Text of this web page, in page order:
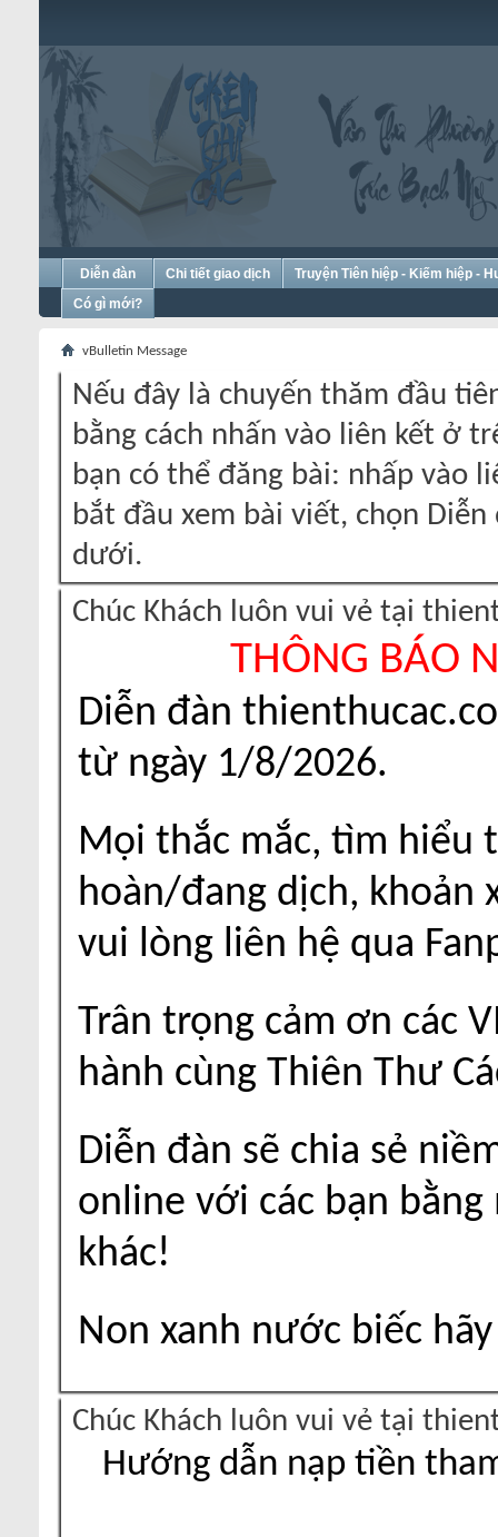
Diễn đàn Chi tiết giao dịch
Truyện Tiên hiệp - Kiếm hiệp -
Có gì mới?
vBulletin Message
Nếu đây là chuyến thăm đầu
bằng cách nhấn vào liên kết ở
bạn có thể đăng bài: nhấp vào
bắt đầu xem bài viết, chọn
dưới.
Chúc Khách luôn vui vẻ tại
THÔNG BÁO
Diễn đàn
từ ngày 1/8/2026.
Mọi thắc mắc, tìm hiểu
hoàn/đang dịch, khoản
vui lòng liên hệ qua
Trân trọng cảm ơn các
hành cùng Thiên Thư
Diễn đàn sẽ chia sẻ
online với các bạn
khác!
Non xanh nước biếc
Chúc Khách luôn vui vẻ tại
Hướng dẫn nạp tiền